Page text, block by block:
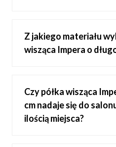
Z jakiego materiału
wisząca Impera o
Czy półka wisząca
cm nadaje się do
ilością miejsca?